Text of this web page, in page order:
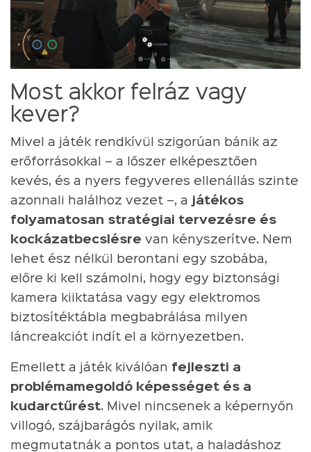
Most akkor felráz vagy
kever?
Mivel a játék rendkívül szigorúan bánik az
erőforrásokkal – a lőszer elképesztően
kevés, és a nyers fegyveres ellenállás szinte
azonnali halálhoz vezet –, a játékos
folyamatosan stratégiai tervezésre és
kockázatbecslésre van kényszerítve. Nem
lehet ész nélkül berontani egy szobába,
előre ki kell számolni, hogy egy biztonsági
kamera kiiktatása vagy egy elektromos
biztosítéktábla megbabrálása milyen
láncreakciót indít el a környezetben.
Emellett a játék kiválóan fejleszti a
problémamegoldó képességet és a
kudarctűrést. Mivel nincsenek a képernyőn
villogó, szájbarágós nyilak, amik
megmutatnák a pontos utat, a haladáshoz